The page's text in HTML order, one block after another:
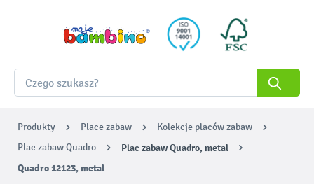
Produkty Place zabaw
Kolekcje placów zabaw
Plac zabaw Quadro
Plac zabaw Quadro, metal
Quadro 12123, metal